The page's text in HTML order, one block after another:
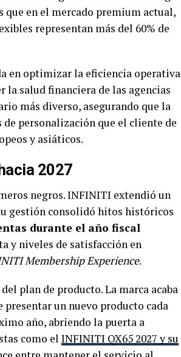
en el mercado premium actual,
representan más del 60% de
en optimizar la eficiencia operativa
salud financiera de las agencias
más diverso, asegurando que la
personalización que el cliente de
y asiáticos.
2027
negros. INFINITI extendió un
gestión consolidó hitos históricos
durante el año fiscal
y niveles de satisfacción en
Membership Experience.
plan de producto. La marca acaba
presentar un nuevo producto cada
año, abriendo la puerta a
como el INFINITI QX65 2027 y su